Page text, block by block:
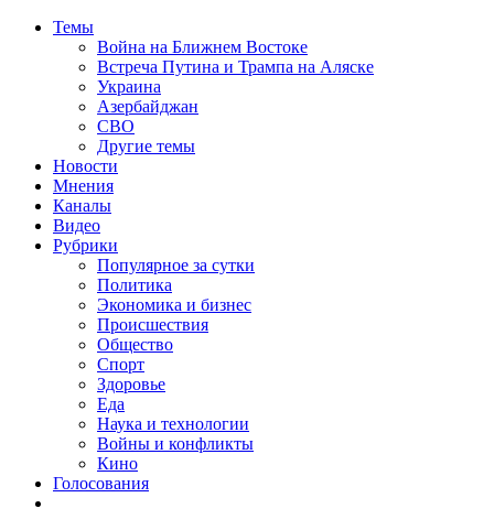
Темы
Война на Ближнем Востоке
Встреча Путина и Трампа на Аляске
Украина
Азербайджан
СВО
Другие темы
Новости
Мнения
Каналы
Видео
Рубрики
Популярное за сутки
Политика
Экономика и бизнес
Происшествия
Общество
Спорт
Здоровье
Еда
Наука и технологии
Войны и конфликты
Кино
Голосования